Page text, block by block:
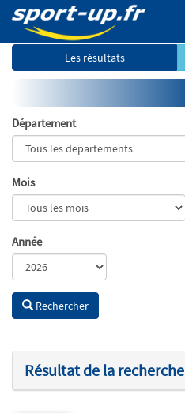
Les résultats
Département
Mois
Année
Rechercher
Résultat de la recherche